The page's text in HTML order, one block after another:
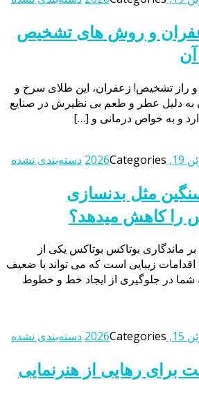
و روش های تشخیص
و راز تشخیص! زعفران، این طلای سرخ و
به دلیل عطر و طعم بی نظیرش در صنایع
و به خواص درمانی و […]
2026
Categories دسته‌بندی نشده
مثل بدنسازی
را کاهش میدهد؟
ماندگاری بوتاکس بوتاکس یکی از
اقدامات زیبایی است که می تواند با ضعیف
در جلوگیری از ایجاد خط و خطوط
2026
Categories دسته‌بندی نشده
رهایی از هنرنمایی